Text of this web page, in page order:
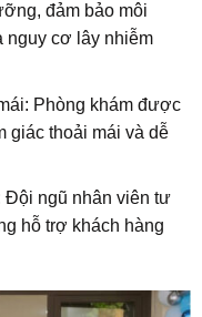
đảm bảo môi
nguy cơ lây nhiễm
Phòng khám được
giác thoải mái và dễ
Đội ngũ nhân viên tư
hỗ trợ khách hàng